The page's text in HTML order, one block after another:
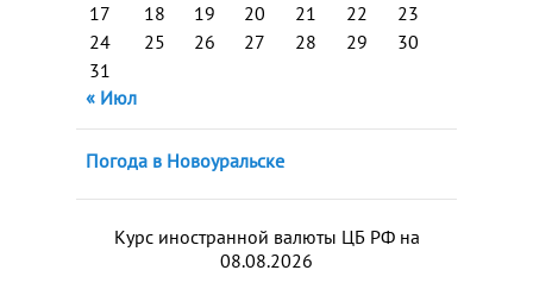
17
18 19 20 21 22
23
24
25 26 27 28 29
30
31
« Июл
Погода в Новоуральске
Курс иностранной валюты ЦБ РФ на
08.08.2026